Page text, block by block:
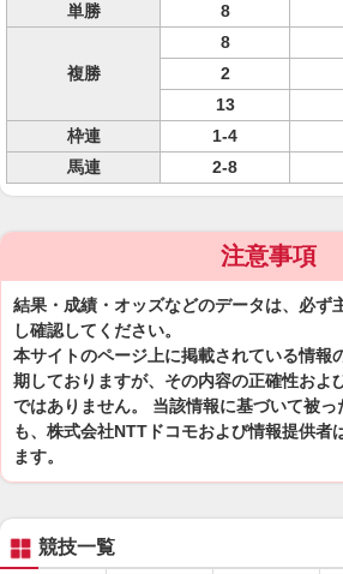
単勝 8
複勝
8
2
13
枠連
1-4
馬連
2-8
注意事項
結果・成績・オッズなどのデータは、必ず
し確認してください。
本サイトのページ上に掲載されている情報
期しておりますが、その内容の正確性およ
ではありません。 当該情報に基づいて被
も、株式会社NTTドコモおよび情報提供者
ます。
競技一覧